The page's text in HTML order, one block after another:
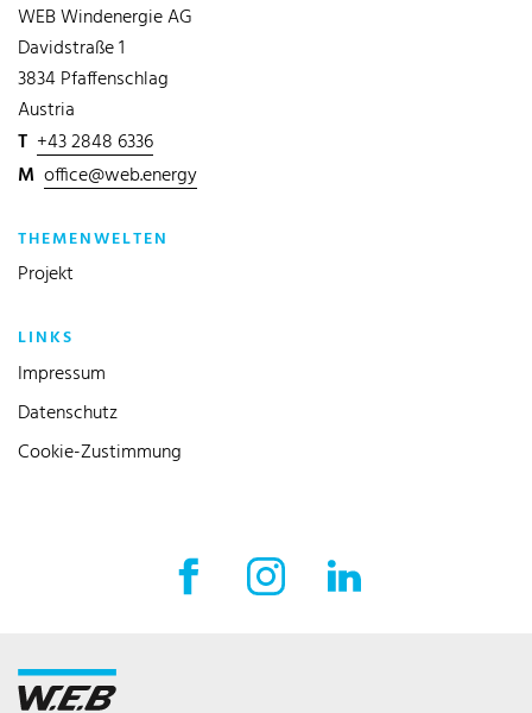
WEB Windenergie AG
Davidstraße 1
3834 Pfaffenschlag
Austria
T +43 2848 6336
M office@web.energy
THEMENWELTEN
Projekt
LINKS
Impressum
Datenschutz
Cookie-Zustimmung